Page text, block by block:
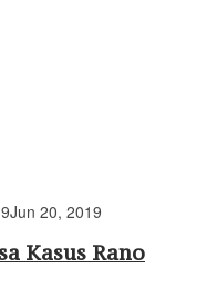
Jun 20, 2019
Kasus Rano